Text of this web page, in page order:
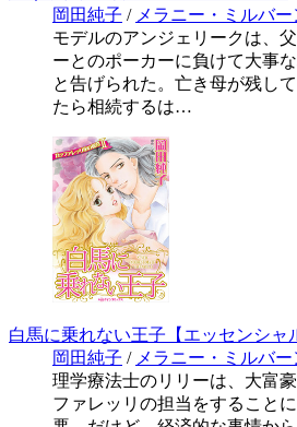
岡田純子 / メラニー・ミルバー
モデルのアンジェリークは、
ーとのポーカーに負けて大事
と告げられた。亡き母が残し
たら相続するは…
白馬に乗れない王子【エッセンシャ
岡田純子 / メラニー・ミルバー
理学療法士のリリーは、大富
ファレッリの担当をすること